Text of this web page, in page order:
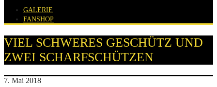
GALERIE
FANSHOP
VIEL SCHWERES GESCHÜTZ UND
ZWEI SCHARFSCHÜTZEN
7. Mai 2018